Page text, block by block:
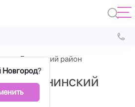
?
Ленинский район
Ленинский